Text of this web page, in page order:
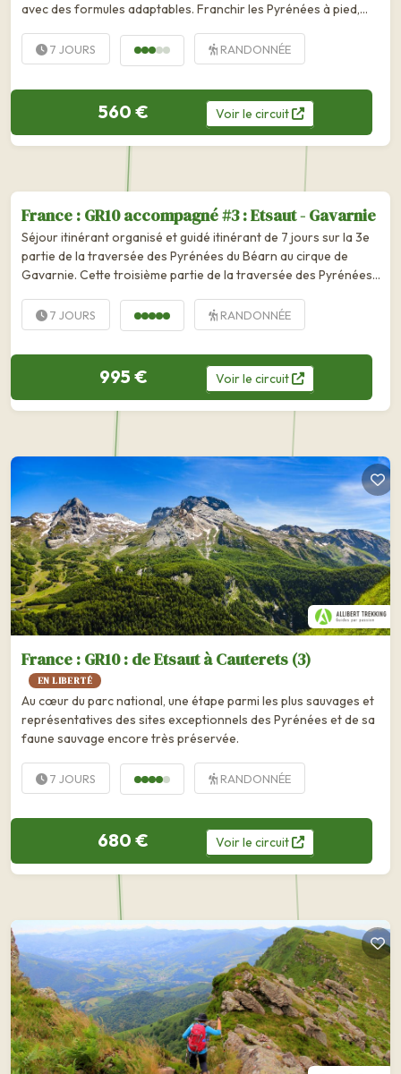
avec des formules adaptables. Franchir les Pyrénées à pied,
vallées secrètes et des cimes enivrantes. C'est...
7 JOURS RANDONNÉE
560 € Voirle circuit
France : GR10 accompagné #3 : Etsaut - Gavarnie
Séjour itinérant organisé et guidé itinérant de 7 jours sur la 3e
partie de la traversée des Pyrénées du Béarn au cirque de
Gavarnie. Cette troisième partie de la traversée des Pyrénées
Parc national des Pyrénées....
7 JOURS RANDONNÉE
995 € Voirle circuit
France : GR10 : de Etsaut à Cauterets (3)
EN LIBERTÉ
Au cœur du parc national, une étape parmi les plus sauvages et
représentatives des sites exceptionnels des Pyrénées et de sa
faune sauvage encore très préservée.
7 JOURS RANDONNÉE
680 € Voirle circuit